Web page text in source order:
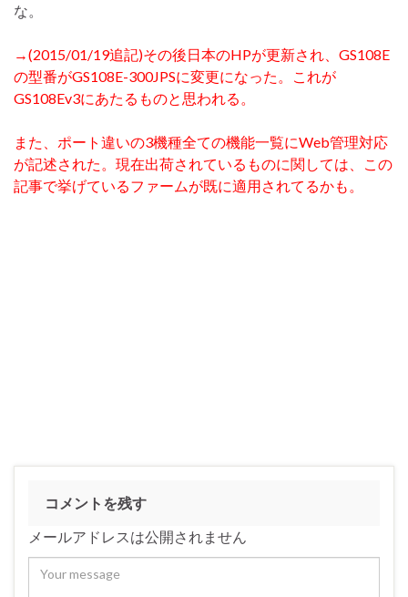
な。
→(2015/01/19追記)その後日本のHPが更新され、GS108E
の型番がGS108E-300JPSに変更になった。これが
GS108Ev3にあたるものと思われる。
また、ポート違いの3機種全ての機能一覧にWeb管理対応
が記述された。現在出荷されているものに関しては、この
記事で挙げているファームが既に適用されてるかも。
コメントを残す
メールアドレスは公開されません